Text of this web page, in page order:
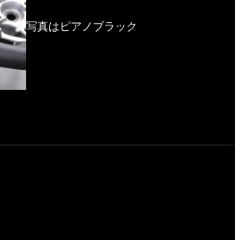
写真はピアノブラック